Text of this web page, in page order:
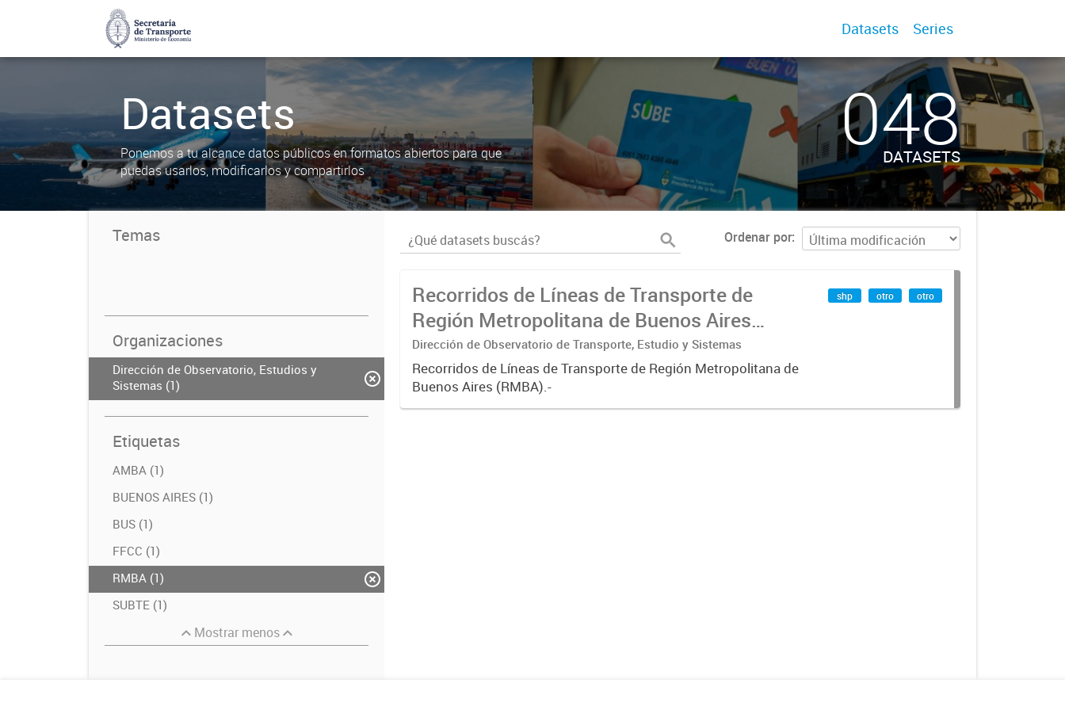
Datasets Series
Datasets
Ponemos a tu alcance datos públicos en formatos abiertos para que
puedas usarlos, modificarlos y compartirlos
048
DATASETS
Temas
Organizaciones
Dirección de Observatorio, Estudios y
Sistemas (1)
Etiquetas
AMBA (1)
BUENOS AIRES (1)
BUS (1)
FFCC (1)
RMBA (1)
SUBTE (1)
Mostrar menos
Ordenar por
Recorridos de Líneas de Transporte de
Región Metropolitana de Buenos Aires
(RMBA)
Dirección de Observatorio de Transporte, Estudio y Sistemas
Recorridos de Líneas de Transporte de Región Metropolitana de
Buenos Aires (RMBA).-
shp otro otro